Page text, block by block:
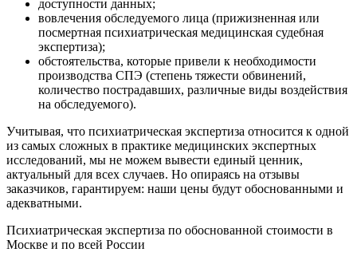
доступности данных;
вовлечения обследуемого лица (прижизненная или
посмертная психиатрическая медицинская судебная
экспертиза);
обстоятельства, которые привели к необходимости
производства СПЭ (степень тяжести обвинений,
количество пострадавших, различные виды воздействия
на обследуемого).
Учитывая, что психиатрическая экспертиза относится к одной
из самых сложных в практике медицинских экспертных
исследований, мы не можем вывести единый ценник,
актуальный для всех случаев. Но опираясь на отзывы
заказчиков, гарантируем: наши цены будут обоснованными и
адекватными.
Психиатрическая экспертиза по обоснованной стоимости в
Москве и по всей России